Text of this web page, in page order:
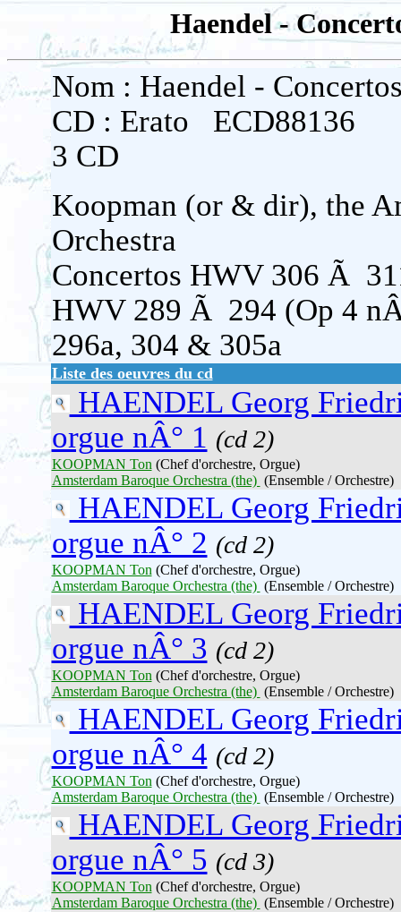
Haendel -
Nom : Haendel -
CD : Erato ECD88136
3 CD
Koopman (or & dir), the
Orchestra
Concertos HWV 306 Ã
HWV 289 Ã 294 (Op 4
296a, 304 & 305a
Liste des oeuvres du cd
HAENDEL Georg
orgue nÂ° 1 (cd 2)
KOOPMAN Ton(Chef d'orchestre, Orgue)
Amsterdam Baroque Orchestra (the) (Ensemble / Orchestre)
HAENDEL Georg
orgue nÂ° 2 (cd 2)
KOOPMAN Ton(Chef d'orchestre, Orgue)
Amsterdam Baroque Orchestra (the) (Ensemble / Orchestre)
HAENDEL Georg
orgue nÂ° 3 (cd 2)
KOOPMAN Ton(Chef d'orchestre, Orgue)
Amsterdam Baroque Orchestra (the) (Ensemble / Orchestre)
HAENDEL Georg
orgue nÂ° 4 (cd 2)
KOOPMAN Ton(Chef d'orchestre, Orgue)
Amsterdam Baroque Orchestra (the) (Ensemble / Orchestre)
HAENDEL Georg
orgue nÂ° 5 (cd 3)
KOOPMAN Ton(Chef d'orchestre, Orgue)
Amsterdam Baroque Orchestra (the) (Ensemble / Orchestre)